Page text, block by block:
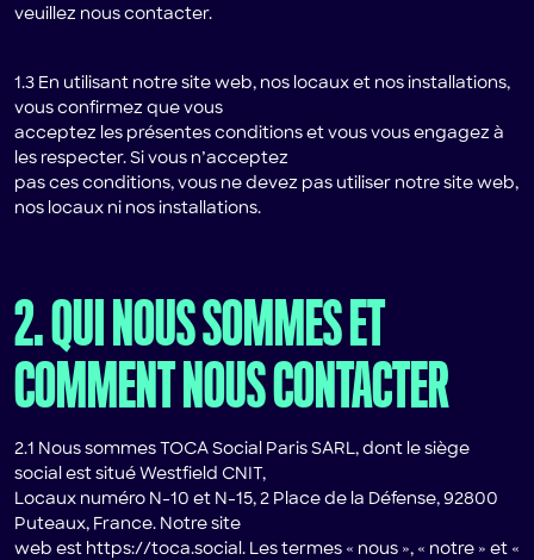
veuillez nous contacter.
1.3 En utilisant notre site web, nos locaux et nos installations,
vous confirmez que vous
acceptez les présentes conditions et vous vous engagez à
les respecter. Si vous n’acceptez
pas ces conditions, vous ne devez pas utiliser notre site web,
nos locaux ni nos installations.
2. QUI NOUS SOMMES ET
COMMENT NOUS CONTACTER
2.1 Nous sommes TOCA Social Paris SARL, dont le siège
social est situé Westfield CNIT,
Locaux numéro N-10 et N-15, 2 Place de la Défense, 92800
Puteaux, France. Notre site
web est https://toca.social. Les termes « nous », « notre » et «